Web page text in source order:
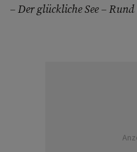
– Der glückliche See –